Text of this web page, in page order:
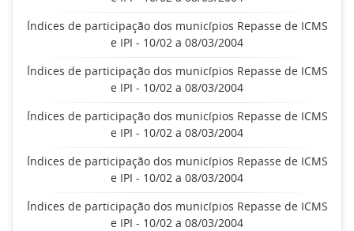
Índices de participação dos municípios Repasse de ICMS
e IPI - 10/02 a 08/03/2004
Índices de participação dos municípios Repasse de ICMS
e IPI - 10/02 a 08/03/2004
Índices de participação dos municípios Repasse de ICMS
e IPI - 10/02 a 08/03/2004
Índices de participação dos municípios Repasse de ICMS
e IPI - 10/02 a 08/03/2004
Índices de participação dos municípios Repasse de ICMS
e IPI - 10/02 a 08/03/2004